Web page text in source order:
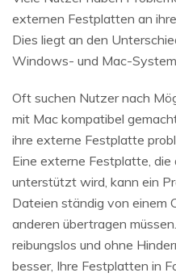
externen Festplatten an
Dies liegt an den
Windows- und Mac-
Oft suchen Nutzer nach
mit Mac kompatibel
ihre externe Festplatte
Eine externe Festplatte,
unterstützt wird, kann ein
Dateien ständig von einem
anderen übertragen
reibungslos und ohne
besser, Ihre Festplatten in